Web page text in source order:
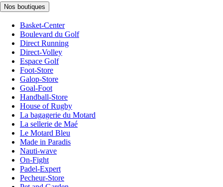
Nos boutiques
Basket-Center
Boulevard du Golf
Direct Running
Direct-Volley
Espace Golf
Foot-Store
Galop-Store
Goal-Foot
Handball-Store
House of Rugby
La bagagerie du Motard
La sellerie de Maé
Le Motard Bleu
Made in Paradis
Nauti-wave
On-Fight
Padel-Expert
Pecheur-Store